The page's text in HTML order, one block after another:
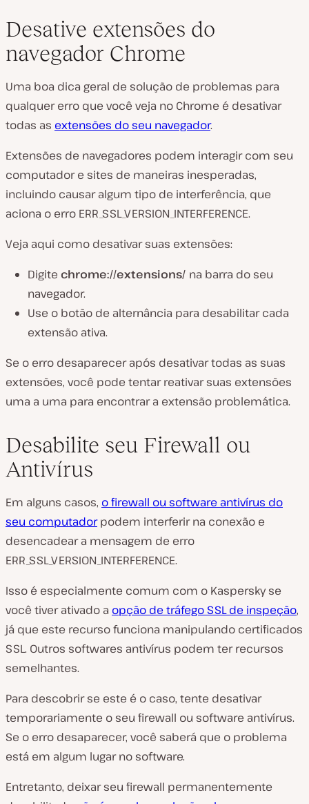
Desative extensões do
navegador Chrome
Uma boa dica geral de solução de problemas para
qualquer erro que você veja no Chrome é desativar
todas as extensões do seu navegador.
Extensões de navegadores podem interagir com seu
computador e sites de maneiras inesperadas,
incluindo causar algum tipo de interferência, que
aciona o erro ERR_SSL_VERSION_INTERFERENCE.
Veja aqui como desativar suas extensões:
Digite chrome://extensions/ na barra do seu
navegador.
Use o botão de alternância para desabilitar cada
extensão ativa.
Se o erro desaparecer após desativar todas as suas
extensões, você pode tentar reativar suas extensões
uma a uma para encontrar a extensão problemática.
Desabilite seu Firewall ou
Antivírus
Em alguns casos, o firewall ou software antivírus do
seu computadorpodem interferir na conexão e
desencadear a mensagem de erro
ERR_SSL_VERSION_INTERFERENCE.
Isso é especialmente comum com o Kaspersky se
você tiver ativado a opção de tráfego SSL de inspeção,
já que este recurso funciona manipulando certificados
SSL. Outros softwares antivírus podem ter recursos
semelhantes.
Para descobrir se este é o caso, tente desativar
temporariamente o seu firewall ou software antivírus.
Se o erro desaparecer, você saberá que o problema
está em algum lugar no software.
Entretanto, deixar seu firewall permanentemente